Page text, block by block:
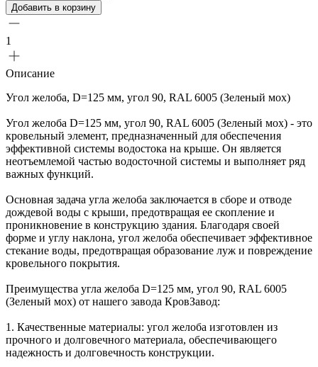
Добавить в корзину
1
Описание
Угол желоба, D=125 мм, угол 90, RAL 6005 (Зеленый мох)
Угол желоба D=125 мм, угол 90, RAL 6005 (Зеленый мох) - это
кровельный элемент, предназначенный для обеспечения
эффективной системы водостока на крыше. Он является
неотъемлемой частью водосточной системы и выполняет ряд
важных функций.
Основная задача угла желоба заключается в сборе и отводе
дождевой воды с крыши, предотвращая ее скопление и
проникновение в конструкцию здания. Благодаря своей
форме и углу наклона, угол желоба обеспечивает эффективное
стекание воды, предотвращая образование луж и повреждение
кровельного покрытия.
Преимущества угла желоба D=125 мм, угол 90, RAL 6005
(Зеленый мох) от нашего завода КровЗавод:
1. Качественные материалы: угол желоба изготовлен из
прочного и долговечного материала, обеспечивающего
надежность и долговечность конструкции.